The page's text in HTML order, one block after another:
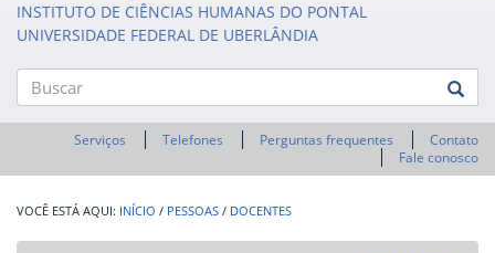
Legislação
INSTITUTO DE CIÊNCIAS HUMANAS DO PONTAL
UNIVERSIDADE FEDERAL DE UBERLÂNDIA
Buscar
Serviços Telefones Perguntas frequentes
Contato
Fale conosco
INÍCIO / PESSOAS / DOCENTES